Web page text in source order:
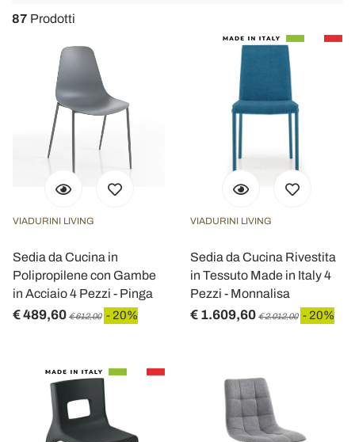
87 Prodotti
VIADURINI LIVING
Sedia da Cucina in
Polipropilene con Gambe
in Acciaio 4 Pezzi - Pinga
€ 489,60 € 612,00 - 20%
VIADURINI LIVING
Sedia da Cucina Rivestita
in Tessuto Made in Italy 4
Pezzi - Monnalisa
€ 1.609,60 € 2.012,00 - 20%